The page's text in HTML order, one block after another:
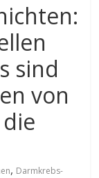
sind
von
, Darmkrebs-